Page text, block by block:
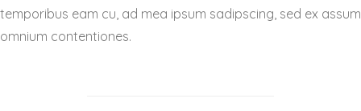
temporibus eam cu, ad mea ipsum sadipscing, sed ex assum
omnium contentiones.